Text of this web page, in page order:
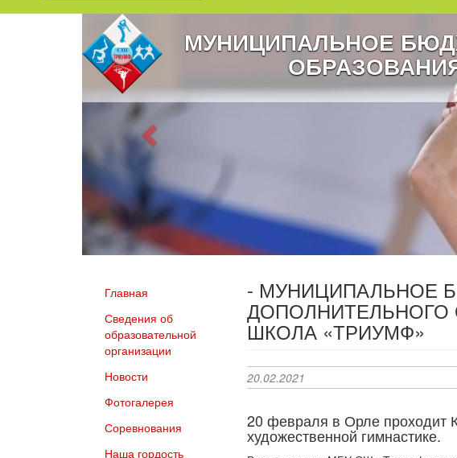
МУНИЦИПАЛЬНОЕ
Главная
Сведения об
образовательной
организации
Новости
Фотогалерея
Соревнования
Наша гордость
- МУНИЦИПАЛЬНОЕ
ДОПОЛНИТЕЛЬНОГО
ШКОЛА «ТРИУМФ»
20.02.2021
20 февраля в Орле проходит
художественной гимнастике.